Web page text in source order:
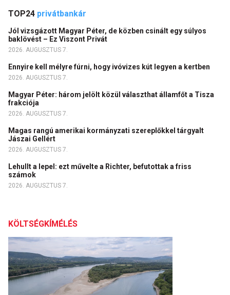
TOP24 privátbankár
Jól vizsgázott Magyar Péter, de közben csinált egy súlyos
baklövést – Ez Viszont Privát
2026. AUGUSZTUS 7.
Ennyire kell mélyre fúrni, hogy ivóvizes kút legyen a kertben
2026. AUGUSZTUS 7.
Magyar Péter: három jelölt közül választhat államfőt a Tisza
frakciója
2026. AUGUSZTUS 7.
Magas rangú amerikai kormányzati szereplőkkel tárgyalt
Jászai Gellért
2026. AUGUSZTUS 7.
Lehullt a lepel: ezt művelte a Richter, befutottak a friss
számok
2026. AUGUSZTUS 7.
KÖLTSÉGKÍMÉLÉS